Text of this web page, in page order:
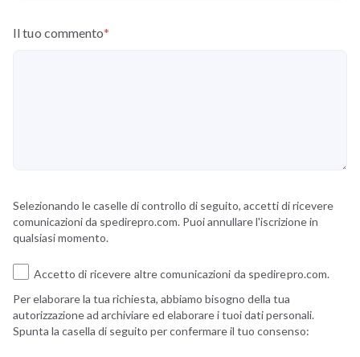
Il tuo commento*
Selezionando le caselle di controllo di seguito, accetti di ricevere
comunicazioni da spedirepro.com. Puoi annullare l'iscrizione in
qualsiasi momento.
Accetto di ricevere altre comunicazioni da spedirepro.com.
Per elaborare la tua richiesta, abbiamo bisogno della tua
autorizzazione ad archiviare ed elaborare i tuoi dati personali.
Spunta la casella di seguito per confermare il tuo consenso: